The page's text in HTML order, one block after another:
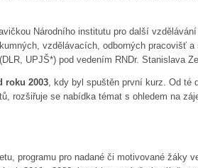
Národního institutu pro další
vzdělávacích, odborných pracovišť
UPJŠ*) pod vedením RNDr. Stanislava
roku 2003, kdy byl spuštěn první kurz. Od té
rozšiřuje se nabídka témat s ohledem na
programu pro nadané či motivované žáky